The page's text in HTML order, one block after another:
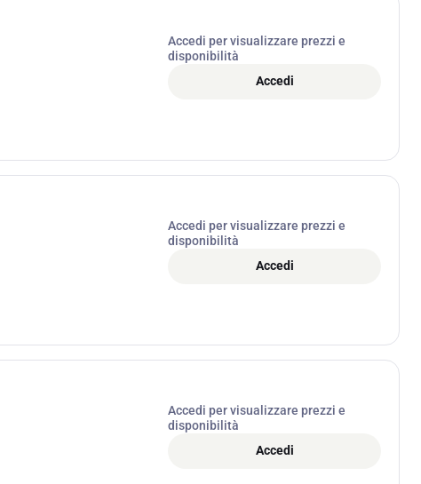
Accedi per visualizzare prezzi e
disponibilità
Accedi
Accedi per visualizzare prezzi e
disponibilità
Accedi
Accedi per visualizzare prezzi e
disponibilità
Accedi